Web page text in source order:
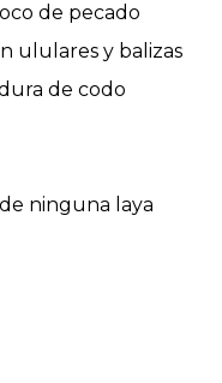
de pecado
ululares y balizas
de codo
ninguna laya